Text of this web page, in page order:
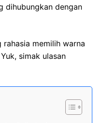
dihubungkan dengan
memilih warna
simak ulasan